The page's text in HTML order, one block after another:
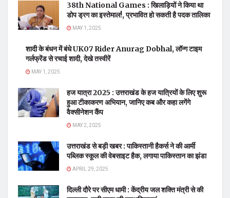
38th National Games : खिलाड़ियों ने किया था
डोप ड्रग का इस्तेमाल!, प्रभावित हो सकती है पदक तालिका
MAY 1, 2025
शादी के बंधन में बंधे UK07 Rider Anurag Dobhal, लॉन्ग टाइम
गर्लफ्रेंड से रचाई शादी, देखे तस्वीरें
MAY 1, 2025
हज यात्रा 2025 : उत्तराखंड के हज यात्रियों के लिए शुरू
हुआ टीकाकरण अभियान, जानिए कब और कहा लगेंगे
वैक्सीनेशन कैंप
MAY 2, 2025
उत्तराखंड से बड़ी खबर : पाकिस्तानी हैकर्स ने की आर्मी
पब्लिक स्कूल की वेबसाइट हैक, लगाया पाकिस्तान का झंडा
APRIL 29, 2025
दिल्ली दौरे पर सीएम धामी : केंद्रीय जल शक्ति मंत्री से की